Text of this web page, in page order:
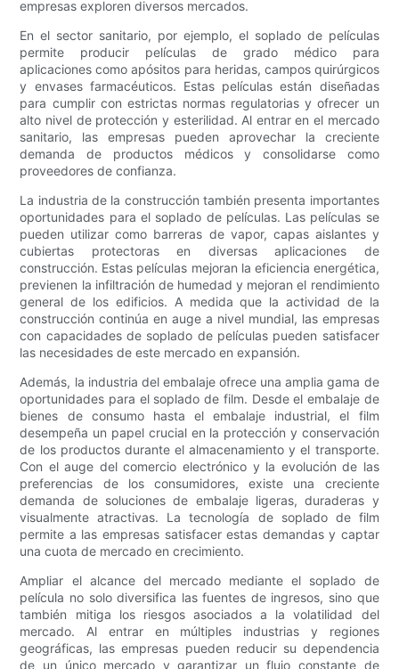
empresas exploren diversos mercados.
En el sector sanitario, por ejemplo, el soplado de películas
permite producir películas de grado médico para
aplicaciones como apósitos para heridas, campos quirúrgicos
y envases farmacéuticos. Estas películas están diseñadas
para cumplir con estrictas normas regulatorias y ofrecer un
alto nivel de protección y esterilidad. Al entrar en el mercado
sanitario, las empresas pueden aprovechar la creciente
demanda de productos médicos y consolidarse como
proveedores de confianza.
La industria de la construcción también presenta importantes
oportunidades para el soplado de películas. Las películas se
pueden utilizar como barreras de vapor, capas aislantes y
cubiertas protectoras en diversas aplicaciones de
construcción. Estas películas mejoran la eficiencia energética,
previenen la infiltración de humedad y mejoran el rendimiento
general de los edificios. A medida que la actividad de la
construcción continúa en auge a nivel mundial, las empresas
con capacidades de soplado de películas pueden satisfacer
las necesidades de este mercado en expansión.
Además, la industria del embalaje ofrece una amplia gama de
oportunidades para el soplado de film. Desde el embalaje de
bienes de consumo hasta el embalaje industrial, el film
desempeña un papel crucial en la protección y conservación
de los productos durante el almacenamiento y el transporte.
Con el auge del comercio electrónico y la evolución de las
preferencias de los consumidores, existe una creciente
demanda de soluciones de embalaje ligeras, duraderas y
visualmente atractivas. La tecnología de soplado de film
permite a las empresas satisfacer estas demandas y captar
una cuota de mercado en crecimiento.
Ampliar el alcance del mercado mediante el soplado de
película no solo diversifica las fuentes de ingresos, sino que
también mitiga los riesgos asociados a la volatilidad del
mercado. Al entrar en múltiples industrias y regiones
geográficas, las empresas pueden reducir su dependencia
de un único mercado y garantizar un flujo constante de